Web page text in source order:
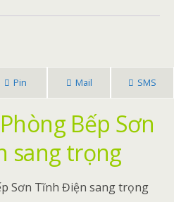
o st
e
Pin Mail SMS
Bếp Sơn
sang trọng
Sơn Tĩnh Điện sang trọng